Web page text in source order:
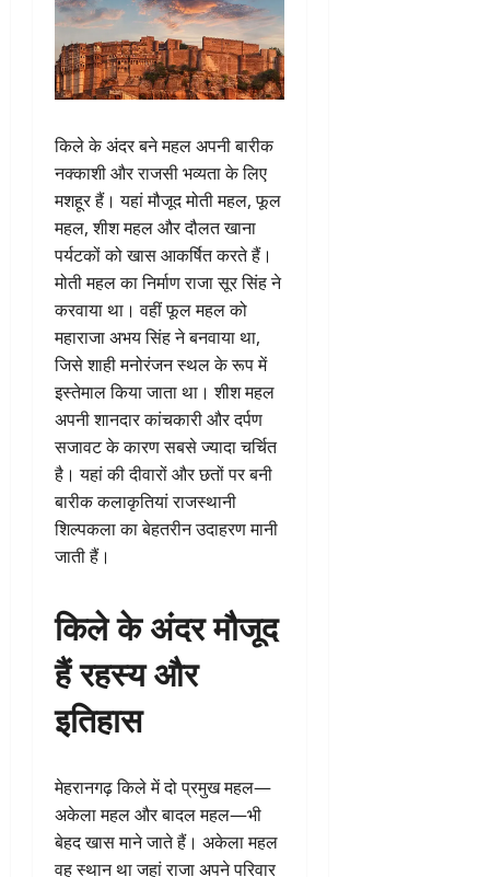
किले के अंदर बने महल अपनी बारीक
नक्काशी और राजसी भव्यता के लिए
मशहूर हैं। यहां मौजूद मोती महल, फूल
महल, शीश महल और दौलत खाना
पर्यटकों को खास आकर्षित करते हैं।
मोती महल का निर्माण राजा सूर सिंह ने
करवाया था। वहीं फूल महल को
महाराजा अभय सिंह ने बनवाया था,
जिसे शाही मनोरंजन स्थल के रूप में
इस्तेमाल किया जाता था। शीश महल
अपनी शानदार कांचकारी और दर्पण
सजावट के कारण सबसे ज्यादा चर्चित
है। यहां की दीवारों और छतों पर बनी
बारीक कलाकृतियां राजस्थानी
शिल्पकला का बेहतरीन उदाहरण मानी
जाती हैं।
किले के अंदर मौजूद
हैं रहस्य और
इतिहास
मेहरानगढ़ किले में दो प्रमुख महल—
अकेला महल और बादल महल—भी
बेहद खास माने जाते हैं। अकेला महल
वह स्थान था जहां राजा अपने परिवार